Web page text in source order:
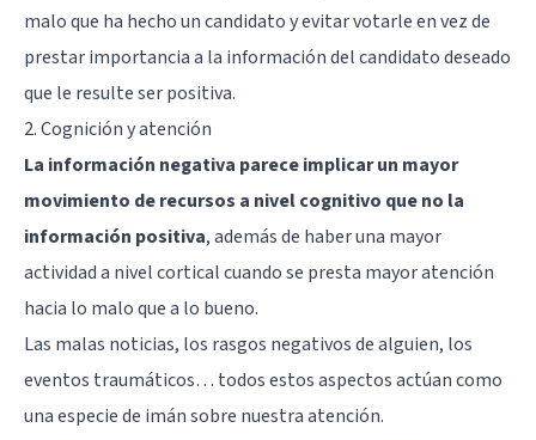
malo que ha hecho un candidato y evitar votarle en vez de
prestar importancia a la información del candidato deseado
que le resulte ser positiva.
2. Cognición y atención
La información negativa parece implicar un mayor
movimiento de recursos a nivel cognitivo que no la
información positiva, además de haber una mayor
actividad a nivel cortical cuando se presta mayor atención
hacia lo malo que a lo bueno.
Las malas noticias, los rasgos negativos de alguien, los
eventos traumáticos… todos estos aspectos actúan como
una especie de imán sobre nuestra atención.